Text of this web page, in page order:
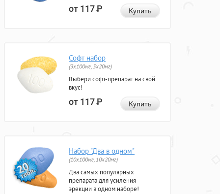
от 117Р Купить
Софт набор
(3x100мг, 3x20мг)
Выбери софт-препарат на свой
вкус!
от 117Р Купить
Набор "Два в одном"
(10x100мг, 10x20мг)
Два самых популярных
препарата для усиления
эрекции в одном наборе!